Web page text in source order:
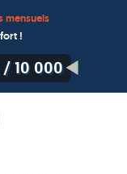
mensuels
!
/10 000